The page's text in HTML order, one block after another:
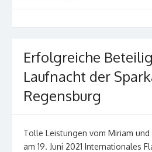
Erfolgreiche
Laufnacht der
Regensburg
Tolle Leistungen vom Miriam und
am 19. Juni 2021 Internationales